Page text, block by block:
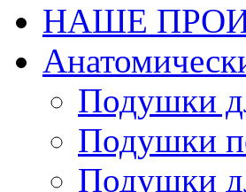
НАШЕ
Подушки
Подушки
Подушки